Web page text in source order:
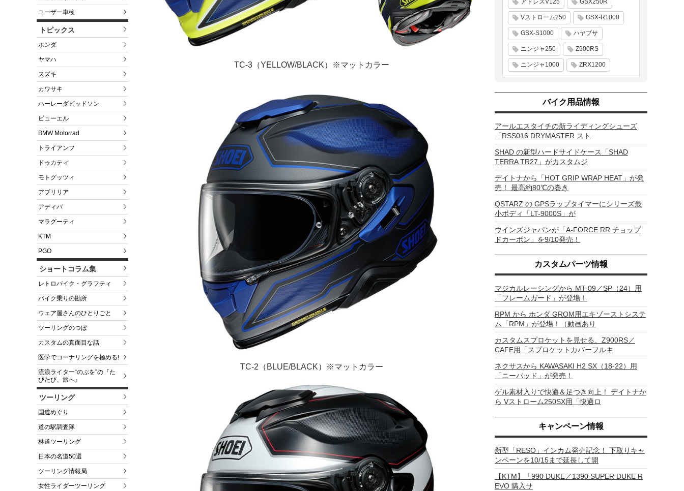
ユーザー車検
トピックス
ホンダ
ヤマハ
スズキ
カワサキ
ハーレーダビッドソン
ビューエル
BMW Motorrad
トライアンフ
ドゥカティ
モトグッツィ
アプリリア
アディバ
マラグーティ
KTM
PGO
ショートコラム集
レトロバイク・グラフティ
バイク乗りの勘所
ウェア屋さんのひとりごと
ツーリングのつぼ
カスタムの真面目な話
医学でコーナリングを極める!
流浪ライター“のぶを”の『た
びたび、旅へ』
ツーリング
国道めぐり
道の駅調査隊
林道ツーリング
日本の名道50選
ツーリング情報局
女性ライダーツーリング
TC-3（YELLOW/BLACK）※マットカラー
TC-2（BLUE/BLACK）※マットカラー
アドレスV125 GSX250R
Vストローム250 GSX-R1000
GSX-S1000 ハヤブサ
ニンジャ250 Z900RS
ニンジャ1000 ZRX1200
バイク用品情報
アールエスタイチの新ライディングシューズ
「RSS016 DRYMASTER スト
SHAD の新型ハードサイドケース「SHAD
TERRA TR27」がカスタムジ
デイトナから「HOT GRIP WRAP HEAT」が発
売！ 最高約80℃の巻き
QSTARZ の GPSラップタイマーにシリーズ最
小ボディ「LT-9000S」が
ウインズジャパンが「A-FORCE RR チョップ
ドカーボン」を9/10発売！
カスタムパーツ情報
マジカルレーシングから MT-09／SP（24）用
「フレームガード」が登場！
RPM から ホンダ GROM用エキゾーストシステ
ム「RPM」が登場！（動画あり
カスタムスプロケットを見せる、Z900RS／
CAFE用「スプロケットカバーフルキ
ネクサスから KAWASAKI H2 SX（18-22）用
「ニーパッド」が発売！
ゲル素材入りで快適＆足つき向上！ デイトナか
ら Vストローム250SX用「快適ロ
キャンペーン情報
新型「RESO」インカム発売記念！ 下取りキャ
ンペーンを10/15まで延長して開
【KTM】「990 DUKE／1390 SUPER DUKE R
EVO 購入サ